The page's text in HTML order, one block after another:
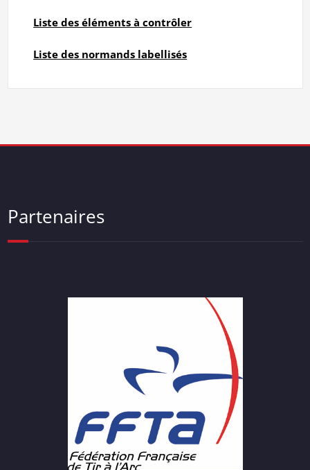
Liste des éléments à contrôler
Liste des normands labellisés
Partenaires